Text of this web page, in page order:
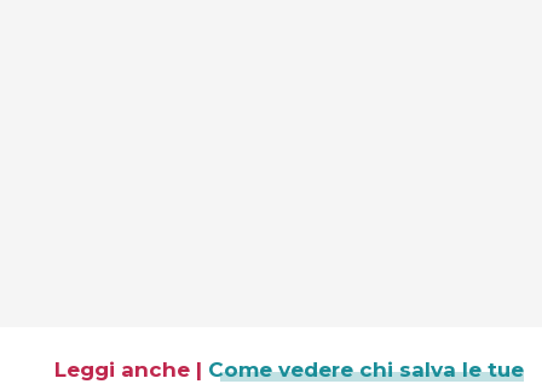
Leggi anche | Come vedere chi salva le tue